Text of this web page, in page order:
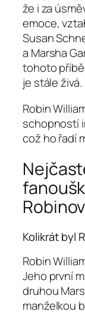
že i za
emoce,
Susan
a Marsha
tohoto
je stále živá.
Robin
schopností
což ho řadí
Kolikrát byl
Robin
Jeho první
druhou
manželkou